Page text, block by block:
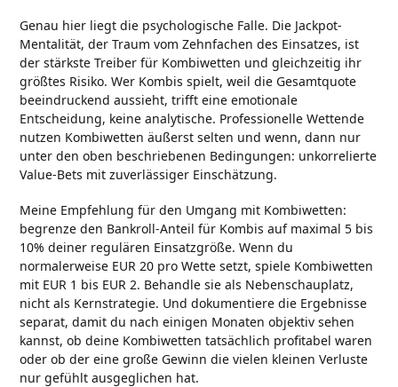
Genau hier liegt die psychologische Falle. Die Jackpot-
Mentalität, der Traum vom Zehnfachen des Einsatzes, ist
der stärkste Treiber für Kombiwetten und gleichzeitig ihr
größtes Risiko. Wer Kombis spielt, weil die Gesamtquote
beeindruckend aussieht, trifft eine emotionale
Entscheidung, keine analytische. Professionelle Wettende
nutzen Kombiwetten äußerst selten und wenn, dann nur
unter den oben beschriebenen Bedingungen: unkorrelierte
Value-Bets mit zuverlässiger Einschätzung.
Meine Empfehlung für den Umgang mit Kombiwetten:
begrenze den Bankroll-Anteil für Kombis auf maximal 5 bis
10% deiner regulären Einsatzgröße. Wenn du
normalerweise EUR 20 pro Wette setzt, spiele Kombiwetten
mit EUR 1 bis EUR 2. Behandle sie als Nebenschauplatz,
nicht als Kernstrategie. Und dokumentiere die Ergebnisse
separat, damit du nach einigen Monaten objektiv sehen
kannst, ob deine Kombiwetten tatsächlich profitabel waren
oder ob der eine große Gewinn die vielen kleinen Verluste
nur gefühlt ausgeglichen hat.